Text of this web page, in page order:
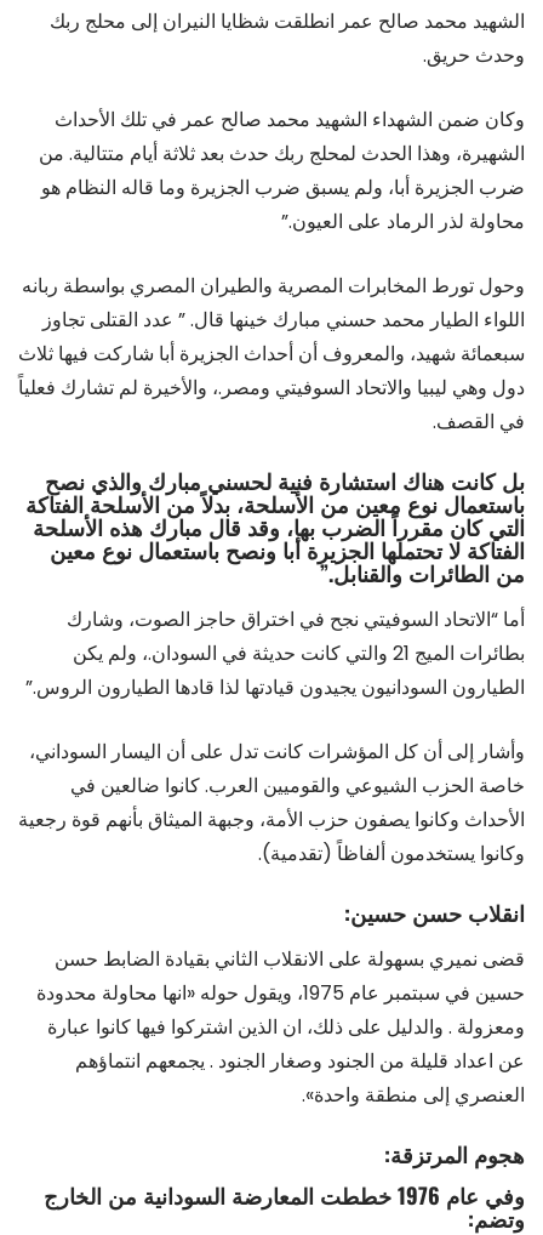
الشهيد محمد صالح عمر انطلقت شظايا النيران إلى محلج ربك
وحدث حريق.
وكان ضمن الشهداء الشهيد محمد صالح عمر في تلك الأحداث
الشهيرة، وهذا الحدث لمحلج ربك حدث بعد ثلاثة أيام متتالية. من
ضرب الجزيرة أبا، ولم يسبق ضرب الجزيرة وما قاله النظام هو
محاولة لذر الرماد على العيون.”
وحول تورط المخابرات المصرية والطيران المصري بواسطة ربانه
اللواء الطيار محمد حسني مبارك خينها قال. ” عدد القتلى تجاوز
سبعمائة شهيد، والمعروف أن أحداث الجزيرة أبا شاركت فيها ثلاث
دول وهي ليبيا والاتحاد السوفيتي ومصر.، والأخيرة لم تشارك فعلياً
في القصف.
بل كانت هناك استشارة فنية لحسني مبارك والذي نصح
باستعمال نوع معين من الأسلحة، بدلاً من الأسلحة الفتاكة
التي كان مقرراً الضرب بها، وقد قال مبارك هذه الأسلحة
الفتاكة لا تحتملها الجزيرة أبا ونصح باستعمال نوع معين
من الطائرات والقنابل.”
أما “الاتحاد السوفيتي نجح في اختراق حاجز الصوت، وشارك
بطائرات الميج 21 والتي كانت حديثة في السودان.، ولم يكن
الطيارون السودانيون يجيدون قيادتها لذا قادها الطيارون الروس.”
وأشار إلى أن كل المؤشرات كانت تدل على أن اليسار السوداني،
خاصة الحزب الشيوعي والقوميين العرب. كانوا ضالعين في
الأحداث وكانوا يصفون حزب الأمة، وجبهة الميثاق بأنهم قوة رجعية
وكانوا يستخدمون ألفاظاً (تقدمية).
انقلاب حسن حسين:
قضى نميري بسهولة على الانقلاب الثاني بقيادة الضابط حسن
حسين في سبتمبر عام 1975، ويقول حوله «انها محاولة محدودة
ومعزولة . والدليل على ذلك، ان الذين اشتركوا فيها كانوا عبارة
عن اعداد قليلة من الجنود وصغار الجنود . يجمعهم انتماؤهم
العنصري إلى منطقة واحدة».
هجوم المرتزقة:
وفي عام 1976 خططت المعارضة السودانية من الخارج
وتضم: